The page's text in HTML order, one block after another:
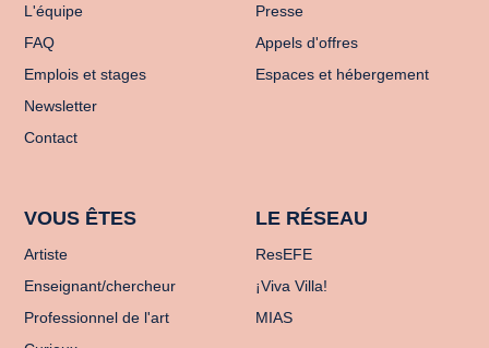
L'équipe
FAQ
Emplois et stages
Newsletter
Contact
Presse
Appels d'offres
Espaces et hébergement
VOUS ÊTES
Artiste
Enseignant/chercheur
Professionnel de l'art
LE RÉSEAU
ResEFE
¡Viva Villa!
MIAS